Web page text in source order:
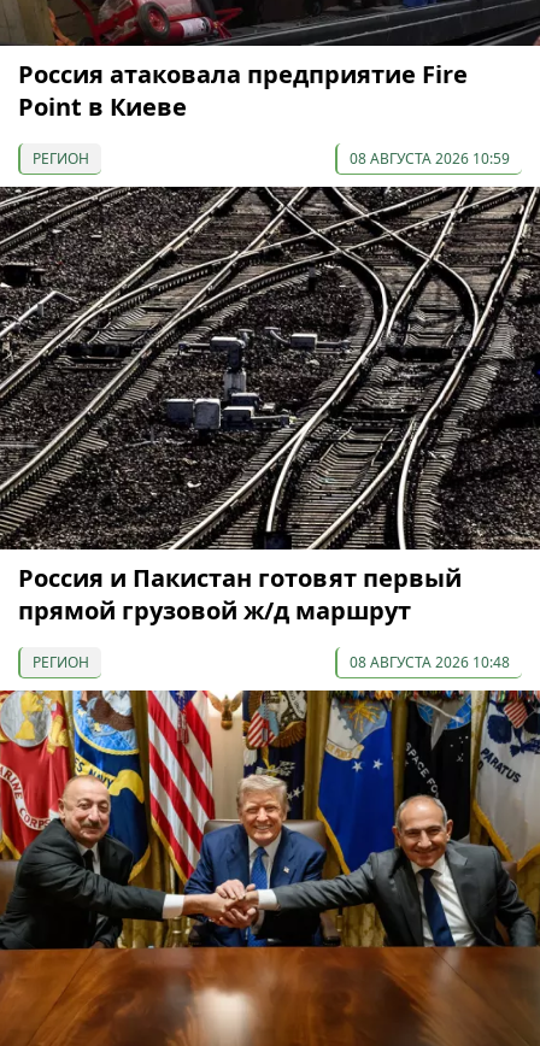
Россия атаковала предприятие Fire
Point в Киеве
РЕГИОН 08 АВГУСТА 2026 10:59
Россия и Пакистан готовят первый
прямой грузовой ж/д маршрут
РЕГИОН 08 АВГУСТА 2026 10:48